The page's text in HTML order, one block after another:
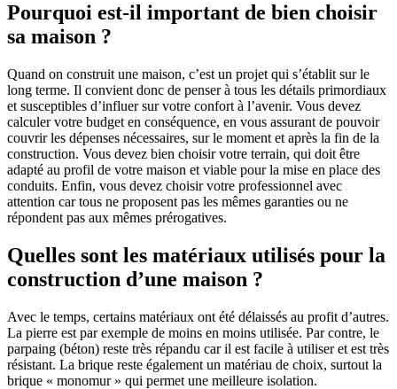
Pourquoi est-il important de bien choisir
sa maison ?
Quand on construit une maison, c’est un projet qui s’établit sur le
long terme. Il convient donc de penser à tous les détails primordiaux
et susceptibles d’influer sur votre confort à l’avenir. Vous devez
calculer votre budget en conséquence, en vous assurant de pouvoir
couvrir les dépenses nécessaires, sur le moment et après la fin de la
construction. Vous devez bien choisir votre terrain, qui doit être
adapté au profil de votre maison et viable pour la mise en place des
conduits. Enfin, vous devez choisir votre professionnel avec
attention car tous ne proposent pas les mêmes garanties ou ne
répondent pas aux mêmes prérogatives.
Quelles sont les matériaux utilisés pour la
construction d’une maison ?
Avec le temps, certains matériaux ont été délaissés au profit d’autres.
La pierre est par exemple de moins en moins utilisée. Par contre, le
parpaing (béton) reste très répandu car il est facile à utiliser et est très
résistant. La brique reste également un matériau de choix, surtout la
brique « monomur » qui permet une meilleure isolation.